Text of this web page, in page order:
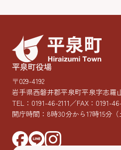
平泉町役場
〒029-4192
岩手県西磐井郡平泉町平泉字志羅
TEL： 0191-46-2111／FAX：0191-
開庁時間：8時30分から17時15分